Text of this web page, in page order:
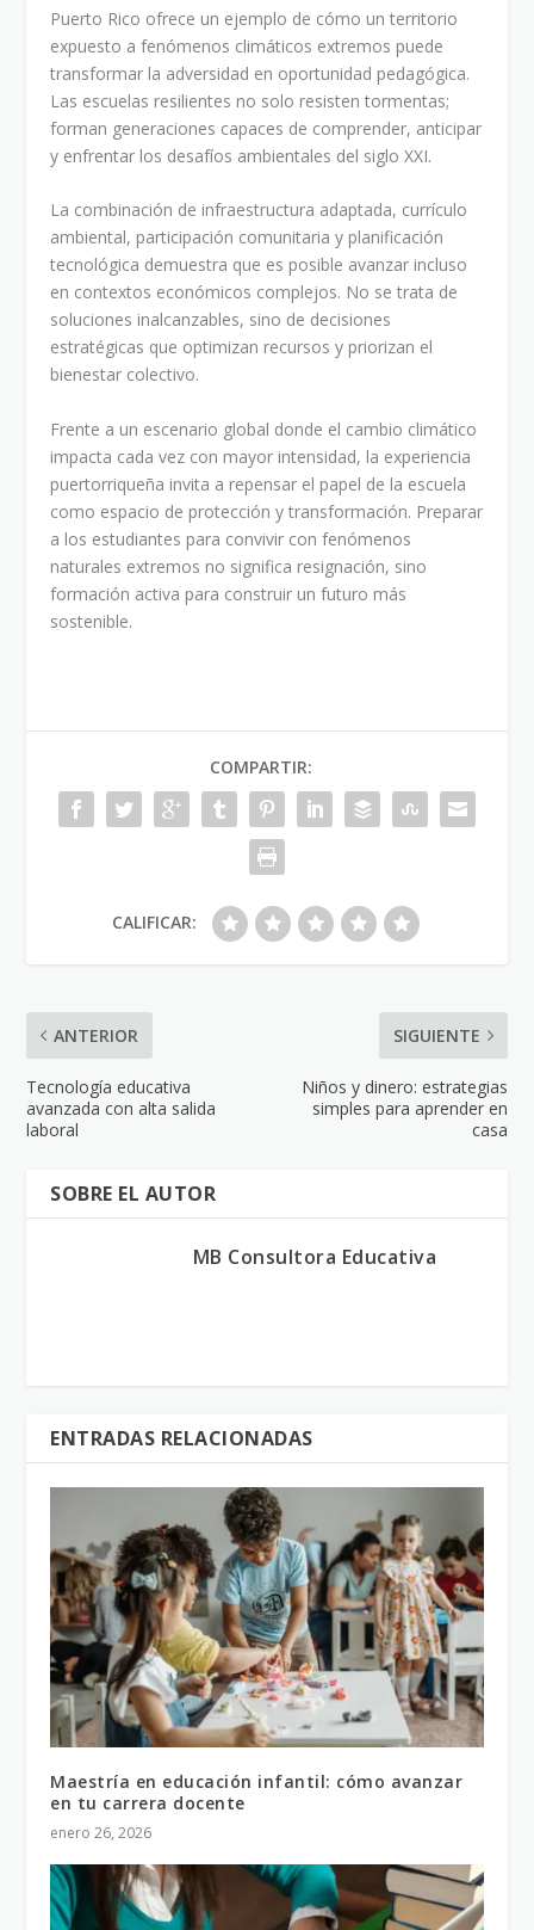
Puerto Rico ofrece un ejemplo de cómo un territorio
expuesto a fenómenos climáticos extremos puede
transformar la adversidad en oportunidad pedagógica.
Las escuelas resilientes no solo resisten tormentas;
forman generaciones capaces de comprender, anticipar
y enfrentar los desafíos ambientales del siglo XXI.
La combinación de infraestructura adaptada, currículo
ambiental, participación comunitaria y planificación
tecnológica demuestra que es posible avanzar incluso
en contextos económicos complejos. No se trata de
soluciones inalcanzables, sino de decisiones
estratégicas que optimizan recursos y priorizan el
bienestar colectivo.
Frente a un escenario global donde el cambio climático
impacta cada vez con mayor intensidad, la experiencia
puertorriqueña invita a repensar el papel de la escuela
como espacio de protección y transformación. Preparar
a los estudiantes para convivir con fenómenos
naturales extremos no significa resignación, sino
formación activa para construir un futuro más
sostenible.
COMPARTIR:
CALIFICAR:
ANTERIOR
Tecnología educativa
avanzada con alta salida
laboral
SIGUIENTE
Niños y dinero: estrategias
simples para aprender en
casa
SOBRE EL AUTOR
MB Consultora Educativa
ENTRADAS RELACIONADAS
Maestría en educación infantil: cómo avanzar
en tu carrera docente
enero 26, 2026